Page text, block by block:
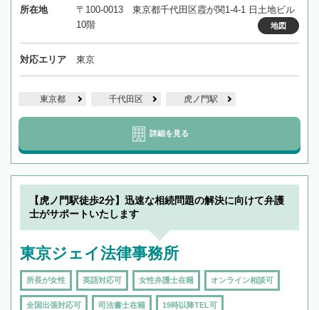
所在地
〒100-0013 東京都千代田区霞が関1-4-1 日土地ビル
10階
地図
対応エリア 東京
東京都 千代田区 虎ノ門駅
詳細を見る
【虎ノ門駅徒歩2分】迅速な相続問題の解決に向けて弁護
士がサポートいたします
東京ジェイ法律事務所
所長が女性 英語対応可 女性弁護士在籍 オンライン相談可
全国出張対応可 司法書士在籍 19時以降TEL可